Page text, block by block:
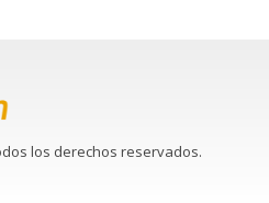
los derechos reservados.